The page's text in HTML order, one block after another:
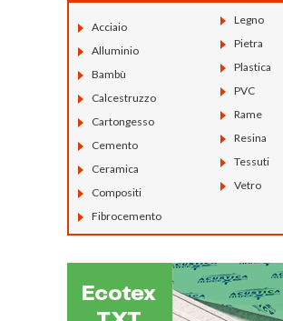
Acciaio
Alluminio
Bambù
Calcestruzzo
Cartongesso
Cemento
Ceramica
Compositi
Fibrocemento
Legno
Pietra
Plastica
PVC
Rame
Resina
Tessuti
Vetro